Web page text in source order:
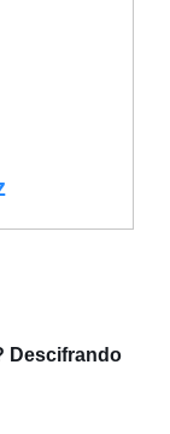
Descifrando